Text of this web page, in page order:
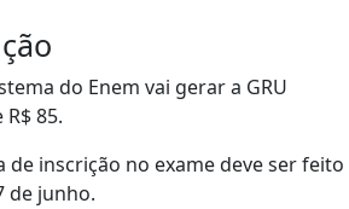
do Enem vai gerar a GRU
85.
de inscrição no exame deve ser feito
de junho.